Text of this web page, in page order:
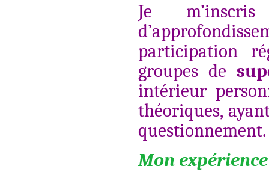
Je
participation
groupes de
intérieur
théoriques,
questionnement.
Mon